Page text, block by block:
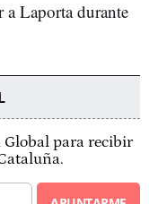
a Laporta durante
Global para recibir